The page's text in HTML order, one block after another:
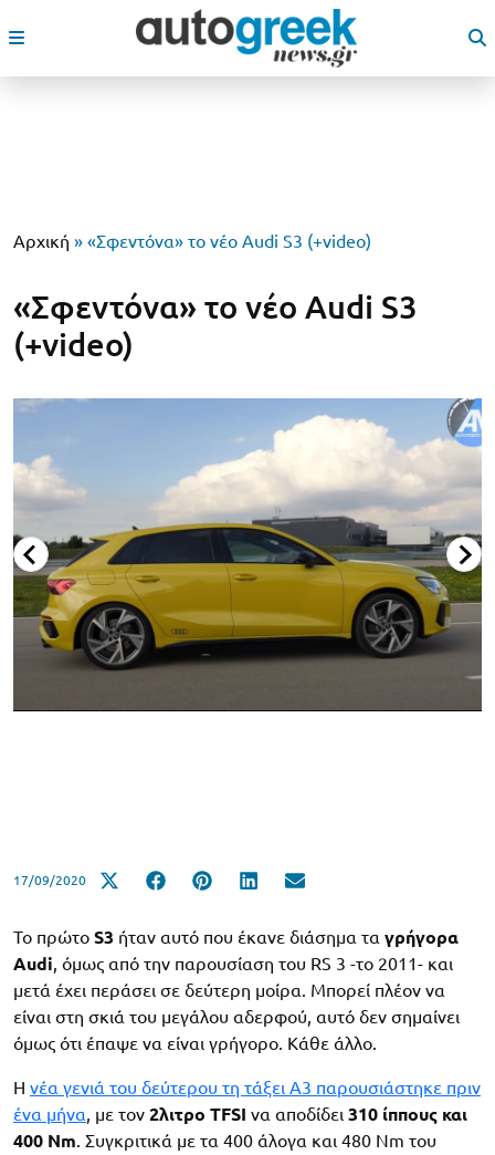
Αρχική » «Σφεντόνα» το νέο Audi S3 (+video)
«Σφεντόνα» το νέο Audi S3
(+video)
17/09/2020
Το πρώτο S3 ήταν αυτό που έκανε διάσημα τα γρήγορα
Audi, όμως από την παρουσίαση του RS 3 -το 2011- και
μετά έχει περάσει σε δεύτερη μοίρα. Μπορεί πλέον να
είναι στη σκιά του μεγάλου αδερφού, αυτό δεν σημαίνει
όμως ότι έπαψε να είναι γρήγορο. Κάθε άλλο.
Η νέα γενιά του δεύτερου τη τάξει A3 παρουσιάστηκε πριν
ένα μήνα, με τον 2λιτρο TFSI να αποδίδει 310 ίππους και
400 Nm. Συγκριτικά με τα 400 άλογα και 480 Nm του